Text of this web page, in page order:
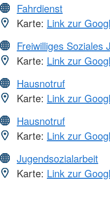
Fahrdienst
Karte: Link zur
Freiwilliges Soziales
Karte: Link zur
Hausnotruf
Karte: Link zur
Hausnotruf
Karte: Link zur
Jugendsozialarbeit
Karte: Link zur